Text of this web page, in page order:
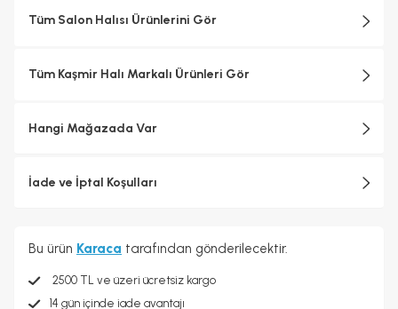
Tüm Salon Halısı Ürünlerini Gör
Tüm Kaşmir Halı Markalı Ürünleri Gör
Hangi Mağazada Var
İade ve İptal Koşulları
Bu ürün Karaca tarafından gönderilecektir.
2500 TL ve üzeri ücretsiz kargo
14 gün içinde iade avantajı